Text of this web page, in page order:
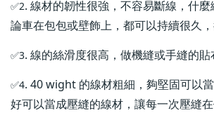
✅2. 線材的韌性很強，不容易斷線，什
論車在包包或壁飾上，都可以持續很久，
✅3. 線的絲滑度很高，做機縫或手縫的貼
✅4. 40 wight 的線材粗細，夠堅固可以
好可以當成壓縫的線材，讓每一次壓縫